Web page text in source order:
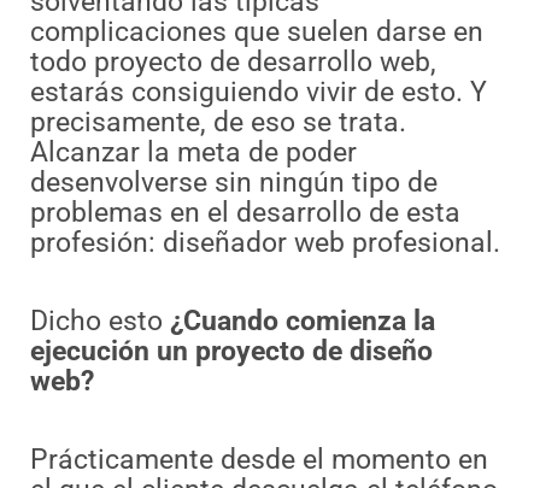
complicaciones que suelen darse en
todo proyecto de desarrollo web,
estarás consiguiendo vivir de esto. Y
precisamente, de eso se trata.
Alcanzar la meta de poder
desenvolverse sin ningún tipo de
problemas en el desarrollo de esta
profesión: diseñador web profesional.
Dicho esto ¿Cuando comienza la
ejecución un proyecto de diseño
web?
Prácticamente desde el momento en